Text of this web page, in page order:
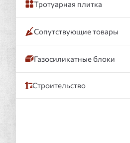
Тротуарная плитка
Сопутствующие товары
Газосиликатные блоки
Строительство